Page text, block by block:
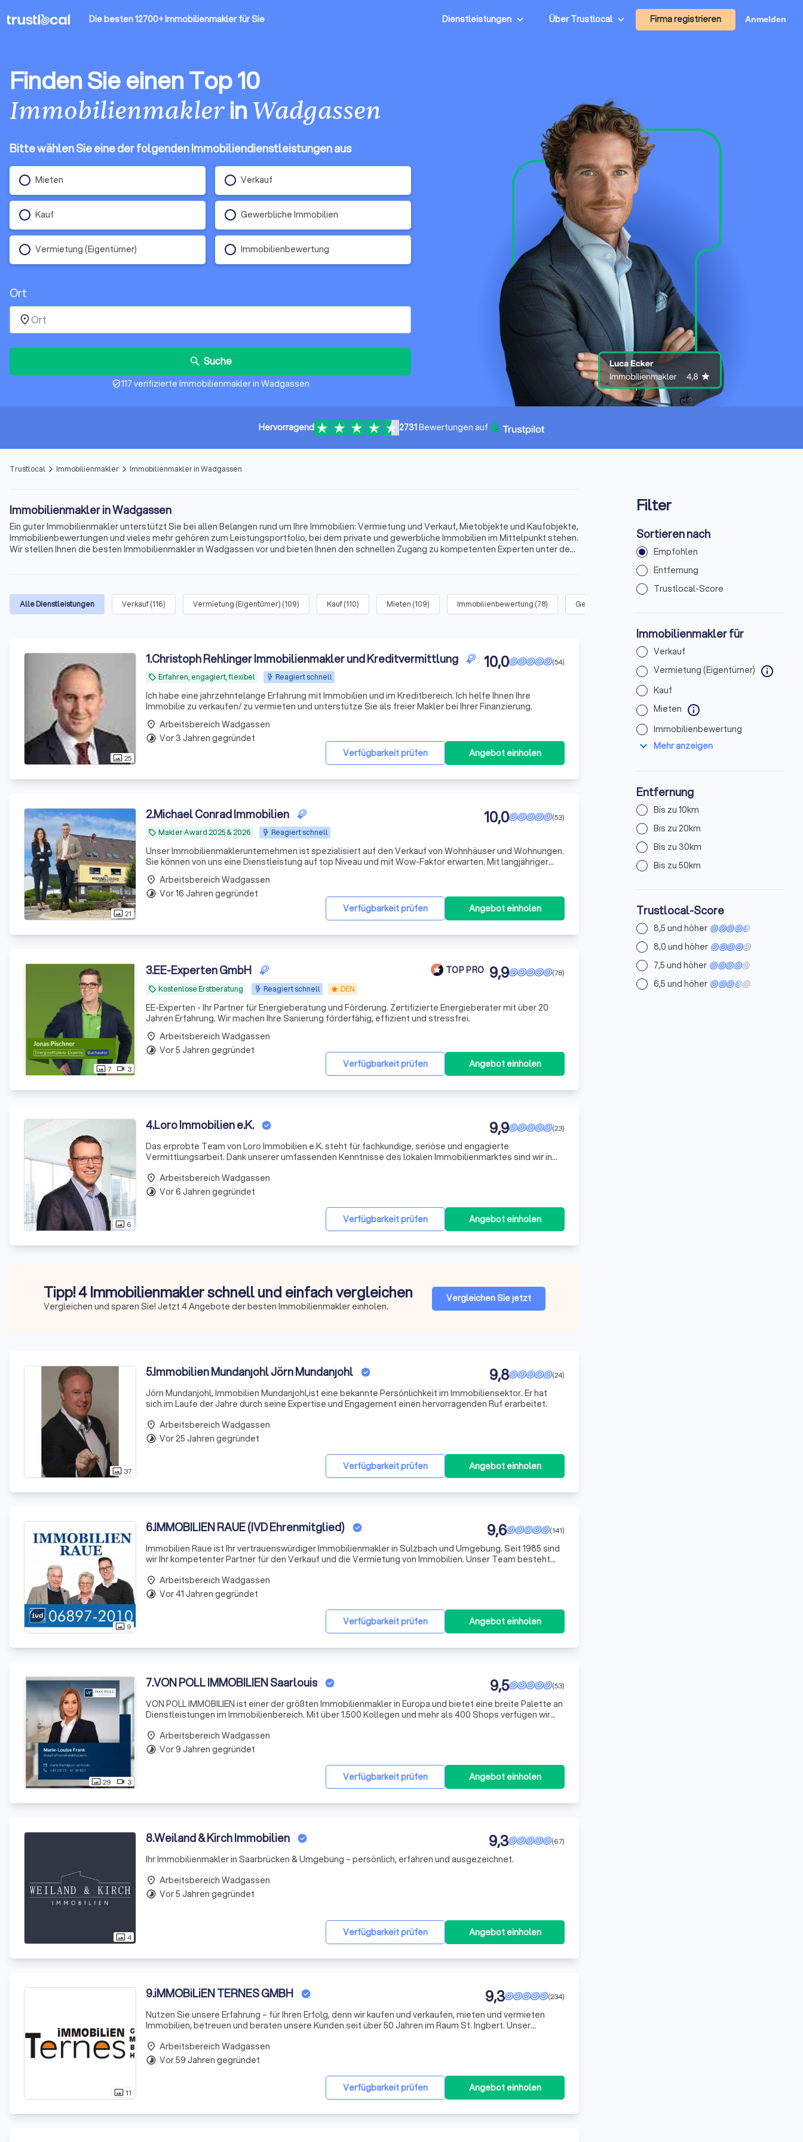
Die besten 12700+ Immobilienmakler für Sie Dienstleistungen Über Trustlocal Firma registrieren Anmelden
Finden Sie einen Top 10
ImmobilienmaklerinWadgassen
Bitte wählen Sie eine der folgenden Immobiliendienstleistungen aus
Mieten Verkauf
Kauf Gewerbliche Immobilien
Vermietung (Eigentümer) Immobilienbewertung
Ort
place
search Suche
verified_user117 verifizierte Immobilienmakler in Wadgassen
Hervorragend 2731Bewertungen auf
Trustlocal arrow_forward_ios Immobilienmakler arrow_forward_ios Immobilienmakler in Wadgassen
Immobilienmakler in Wadgassen
Ein guter Immobilienmakler unterstützt Sie bei allen Belangen rund um Ihre Immobilien: Vermietung und Verkauf, Mietobjekte und Kaufobjekte,
Immobilienbewertungen und vieles mehr gehören zum Leistungsportfolio, bei dem private und gewerbliche Immobilien im Mittelpunkt stehen.
Wir stellen Ihnen die besten Immobilienmakler in Wadgassen vor und bieten Ihnen den schnellen Zugang zu kompetenten Experten unter den
Alle Dienstleistungen Verkauf(116) Vermietung (Eigentümer) (109) Kauf(110) Mieten (109) Immobilienbewertung (78) Gewerbliche Immobilien
photo_size_select_actual25
1.Christoph Rehlinger Immobilienmakler und Kreditvermittlung
local_offer Erfahren, engagiert, flexibel Reagiert schnell
(54)
10,0
Ich habe eine jahrzehntelange Erfahrung mit Immobilien und im Kreditbereich. Ich helfe Ihnen Ihre
Immobilie zu verkaufen/ zu vermieten und unterstütze Sie als freier Makler bei Ihrer Finanzierung.
Verfügbarkeit prüfen Angebot einholen
place Arbeitsbereich Wadgassen
timelapse Vor 3 Jahren gegründet
photo_size_select_actual21
2.Michael Conrad Immobilien
local_offer Makler Award 2025 & 2026 Reagiert schnell
(53)
10,0
Unser Immobilienmaklerunternehmen ist spezialisiert auf den Verkauf von Wohnhäuser und Wohnungen.
Sie können von uns eine Dienstleistung auf top Niveau und mit Wow-Faktor erwarten. Mit langjähriger
Erfahrung und umfangreichem Fachwissen in der Immobilienbranche bieten wir unseren anspruchsvollen
K
Verfügbarkeit prüfen Angebot einholen
place Arbeitsbereich Wadgassen
timelapse Vor 16 Jahren gegründet
photo_size_select_actual7 videocam 3
3.EE-Experten GmbH TOP PRO
local_offer Kostenlose Erstberatung Reagiert schnell star DEN
(78)
9,9
EE-Experten - Ihr Partner für Energieberatung und Förderung. Zertifizierte Energieberater mit über 20
Jahren Erfahrung. Wir machen Ihre Sanierung förderfähig, effizient und stressfrei.
Verfügbarkeit prüfen Angebot einholen
place Arbeitsbereich Wadgassen
timelapse Vor 5 Jahren gegründet
photo_size_select_actual 6
4.Loro Immobilien e.K. (23)
9,9
Das erprobte Team von Loro Immobilien e.K. steht für fachkundige, seriöse und engagierte
Vermittlungsarbeit. Dank unserer umfassenden Kenntnisse des lokalen Immobilienmarktes sind wir in
Potenziale der
Verfügbarkeit prüfen Angebot einholen
place Arbeitsbereich Wadgassen
timelapse Vor 6 Jahren gegründet
Tipp! 4 Immobilienmakler schnell und einfach vergleichen
Vergleichen und sparen Sie! Jetzt 4 Angebote der besten Immobilienmakler einholen.
Vergleichen Sie jetzt
photo_size_select_actual 37
5.Immobilien Mundanjohl Jörn Mundanjohl (24)
9,8
Jörn Mundanjohl, Immobilien Mundanjohl,ist eine bekannte Persönlichkeit im Immobiliensektor. Er hat
sich im Laufe der Jahre durch seine Expertise und Engagement einen hervorragenden Ruf erarbeitet.
Verfügbarkeit prüfen Angebot einholen
place Arbeitsbereich Wadgassen
timelapse Vor 25 Jahren gegründet
photo_size_select_actual 9
6.IMMOBILIEN RAUE (IVD Ehrenmitglied) (141)
9,6
Immobilien Raue ist Ihr vertrauenswürdiger Immobilienmakler in Sulzbach und Umgebung. Seit 1985 sind
wir Ihr kompetenter Partner für den Verkauf und die Vermietung von Immobilien. Unser Team besteht
auszeichnen
Verfügbarkeit prüfen Angebot einholen
place Arbeitsbereich Wadgassen
timelapse Vor 41 Jahren gegründet
photo_size_select_actual29 videocam 3
7.VON POLL IMMOBILIEN Saarlouis (53)
9,5
VON POLL IMMOBILIEN ist einer der größten Immobilienmakler in Europa und bietet eine breite Palette an
Dienstleistungen im Immobilienbereich. Mit über 1.500 Kollegen und mehr als 400 Shops verfügen wir
Verfügbarkeit prüfen Angebot einholen
place Arbeitsbereich Wadgassen
timelapse Vor 9 Jahren gegründet
photo_size_select_actual4
8.Weiland & Kirch Immobilien (67)
9,3
Ihr Immobilienmakler in Saarbrücken & Umgebung – persönlich, erfahren und ausgezeichnet.
Verfügbarkeit prüfen Angebot einholen
place Arbeitsbereich Wadgassen
timelapse Vor 5 Jahren gegründet
photo_size_select_actual 11
9.iMMOBiLiEN TERNES GMBH (234)
9,3
Nutzen Sie unsere Erfahrung – für Ihren Erfolg, denn wir kaufen und verkaufen, mieten und vermieten
Immobilien, betreuen und beraten unsere Kunden seit über 50 Jahren im Raum St. Ingbert. Unser
Wohnu
Verfügbarkeit prüfen Angebot einholen
place Arbeitsbereich Wadgassen
timelapse Vor 59 Jahren gegründet
Filter
Sortieren nach
Empfohlen
Entfernung
Trustlocal-Score
Immobilienmakler für
Verkauf
Vermietung (Eigentümer) info
Kauf
Mieten info
Immobilienbewertung
expand_more Mehr anzeigen
Entfernung
Bis zu 10km
Bis zu 20km
Bis zu 30km
Bis zu 50km
Trustlocal-Score
8,5 und höher
8,0 und höher
7,5 und höher
6,5 und höher